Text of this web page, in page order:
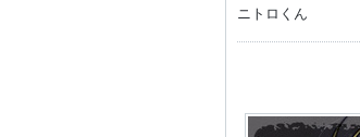
ニトロくん